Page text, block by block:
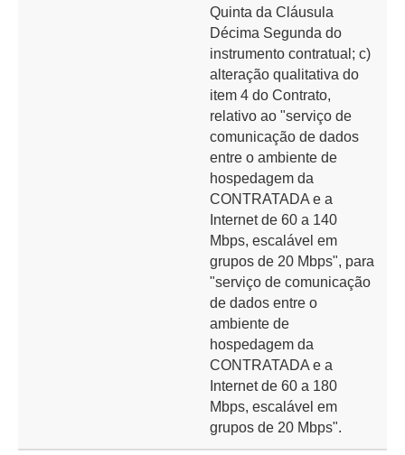
Quinta da Cláusula
Décima Segunda do
instrumento contratual; c)
alteração qualitativa do
item 4 do Contrato,
relativo ao "serviço de
comunicação de dados
entre o ambiente de
hospedagem da
CONTRATADA e a
Internet de 60 a 140
Mbps, escalável em
grupos de 20 Mbps", para
"serviço de comunicação
de dados entre o
ambiente de
hospedagem da
CONTRATADA e a
Internet de 60 a 180
Mbps, escalável em
grupos de 20 Mbps".